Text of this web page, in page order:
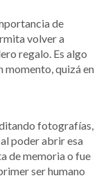
de
volver a
regalo. Es algo
momento, quizá en
fotografías,
poder abrir esa
de memoria o fue
ser humano